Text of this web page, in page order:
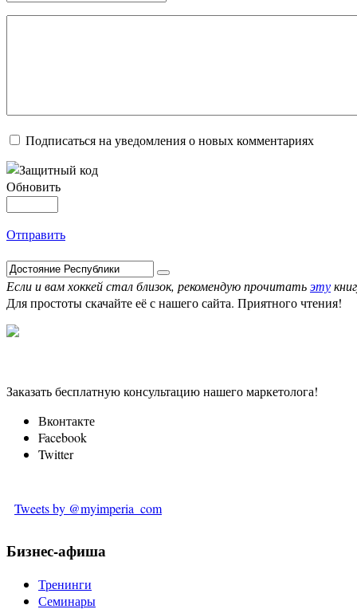
Подписаться на уведомления о новых комментариях
Обновить
Отправить
Если и вам хоккей стал близок, рекомендую прочитатьэту
Для простоты скачайте её с нашего сайта. Приятного чтения!
Заказать бесплатную консультацию нашего маркетолога!
Вконтакте
Facebook
Twitter
Tweets by @myimperia_com
Бизнес-афиша
Тренинги
Семинары